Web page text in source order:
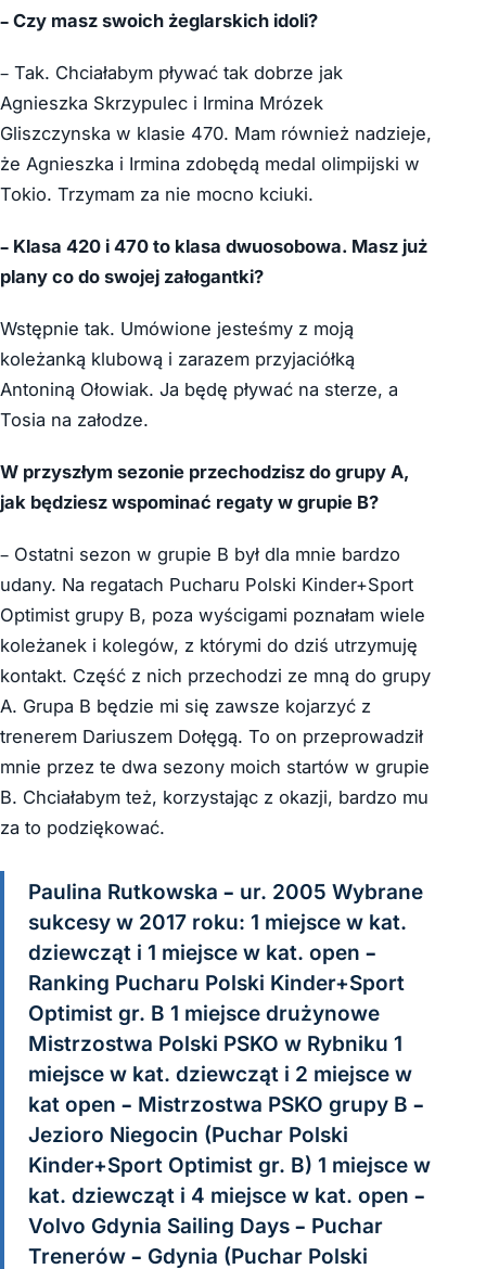
– Czy masz swoich żeglarskich idoli?
– Tak. Chciałabym pływać tak dobrze jak
Agnieszka Skrzypulec i Irmina Mrózek
Gliszczynska w klasie 470. Mam również nadzieje,
że Agnieszka i Irmina zdobędą medal olimpijski w
Tokio. Trzymam za nie mocno kciuki.
– Klasa 420 i 470 to klasa dwuosobowa. Masz już
plany co do swojej załogantki?
Wstępnie tak. Umówione jesteśmy z moją
koleżanką klubową i zarazem przyjaciółką
Antoniną Ołowiak. Ja będę pływać na sterze, a
Tosia na załodze.
W przyszłym sezonie przechodzisz do grupy A,
jak będziesz wspominać regaty w grupie B?
– Ostatni sezon w grupie B był dla mnie bardzo
udany. Na regatach Pucharu Polski Kinder+Sport
Optimist grupy B, poza wyścigami poznałam wiele
koleżanek i kolegów, z którymi do dziś utrzymuję
kontakt. Część z nich przechodzi ze mną do grupy
A. Grupa B będzie mi się zawsze kojarzyć z
trenerem Dariuszem Dołęgą. To on przeprowadził
mnie przez te dwa sezony moich startów w grupie
B. Chciałabym też, korzystając z okazji, bardzo mu
za to podziękować.
Paulina Rutkowska – ur. 2005 Wybrane
sukcesy w 2017 roku: 1 miejsce w kat.
dziewcząt i 1 miejsce w kat. open –
Ranking Pucharu Polski Kinder+Sport
Optimist gr. B 1 miejsce drużynowe
Mistrzostwa Polski PSKO w Rybniku 1
miejsce w kat. dziewcząt i 2 miejsce w
kat open – Mistrzostwa PSKO grupy B –
Jezioro Niegocin (Puchar Polski
Kinder+Sport Optimist gr. B) 1 miejsce w
kat. dziewcząt i 4 miejsce w kat. open –
Volvo Gdynia Sailing Days – Puchar
Trenerów – Gdynia (Puchar Polski